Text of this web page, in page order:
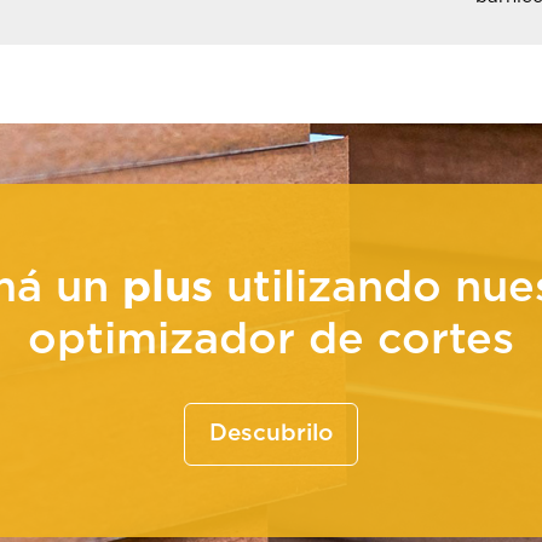
un plus utilizando
optimizador de cortes
Descubrilo